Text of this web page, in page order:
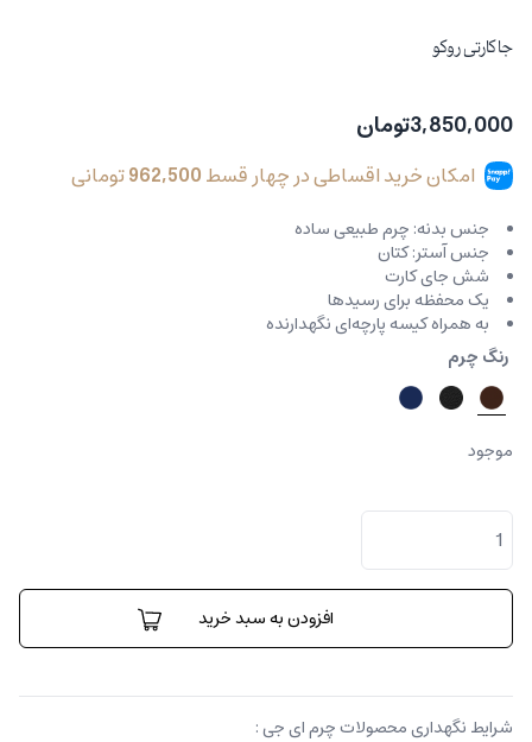
جا کارتی روکو
3,850,000تومان
امکان خرید اقساطی در چهار قسط962,500تومانی
جنس بدنه: چرم طبیعی ساده
جنس آستر: کتان
شش جای کارت
یک محفظه برای رسیدها
به همراه کیسه پارچه‌ای نگهدارنده
رنگ چرم
موجود
جا
کارتی
روکو
عدد
افزودن به سبد خرید
شرایط نگهداری محصولات چرم ای جی :